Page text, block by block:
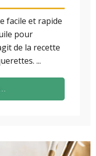
facile et rapide
pour
de la recette
...